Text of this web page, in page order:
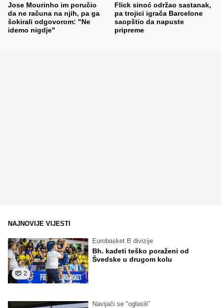
Jose Mourinho im poručio
da ne računa na njih, pa ga
šokirali odgovorom: "Ne
idemo nigdje"
Flick sinoć održao sastanak,
pa trojici igrača Barcelone
saopštio da napuste
pripreme
NAJNOVIJE VIJESTI
2
Eurobasket B divizije
Bh. kadeti teško poraženi od
Švedske u drugom kolu
Navijači se "oglasili"